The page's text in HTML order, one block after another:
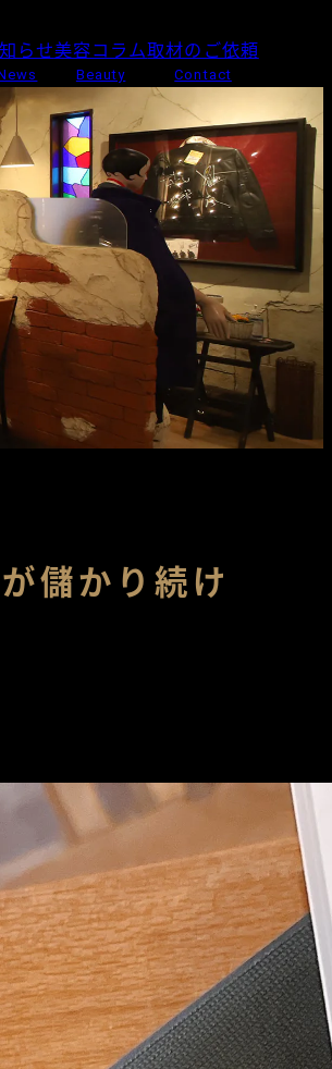
らせ美容コラム
Beauty
取材のご依頼
Contact
儲かり続け